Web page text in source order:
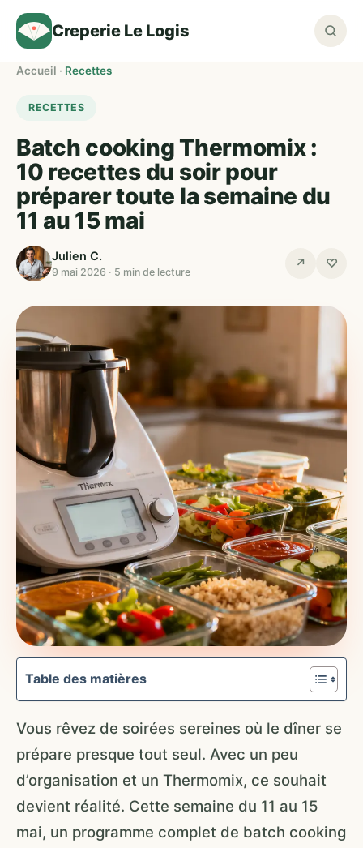
Creperie Le Logis
Accueil · Recettes
RECETTES
Batch cooking Thermomix :
10 recettes du soir pour
préparer toute la semaine du
11 au 15 mai
Julien C.
9 mai 2026 · 5 min de lecture
↗ ♡
Table des matières
Vous rêvez de soirées sereines où le dîner se
prépare presque tout seul. Avec un peu
d’organisation et un Thermomix, ce souhait
devient réalité. Cette semaine du 11 au 15
mai, un programme complet de batch cooking